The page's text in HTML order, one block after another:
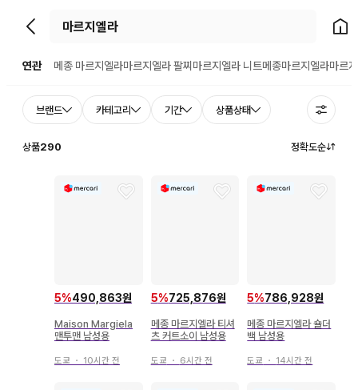
뒤로가기 홈으
연관 메종 마르지엘라마르지엘라 팔찌 마르지엘라 니트메종마르지엘라마르
브랜드 카테고리 기간 상품상태
상품290 정확도순
5%490,863원
Maison Margiela
맨투맨 남성용
도쿄 ・ 10시간 전
5%725,876원
메종 마르지엘라 티셔
츠 커트소이 남성용
도쿄 ・ 6시간 전
5%786,928원
메종 마르지엘라 숄더
백 남성용
도쿄 ・ 14시간 전